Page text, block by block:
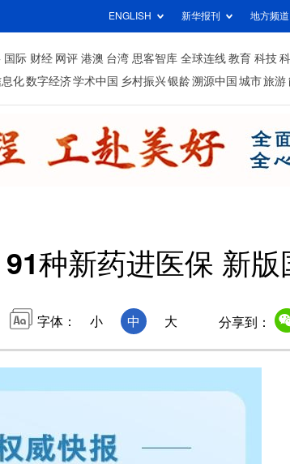
ENGLISH 新华报刊 地方频道
国际 财经 网评 港澳 台湾 思客智库 全球连线 教育 科技
化数字经济学术中国 乡村振兴银龄溯源中国 城市旅游
种新药进医保 新
字体： 小 中 大 分享到：